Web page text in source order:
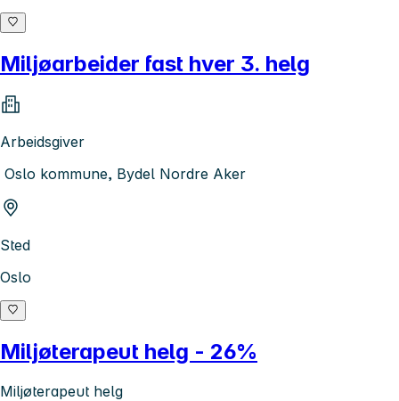
Miljøarbeider fast hver 3. helg
Arbeidsgiver
Oslo kommune, Bydel Nordre Aker
Sted
Oslo
Miljøterapeut helg - 26%
Miljøterapeut helg